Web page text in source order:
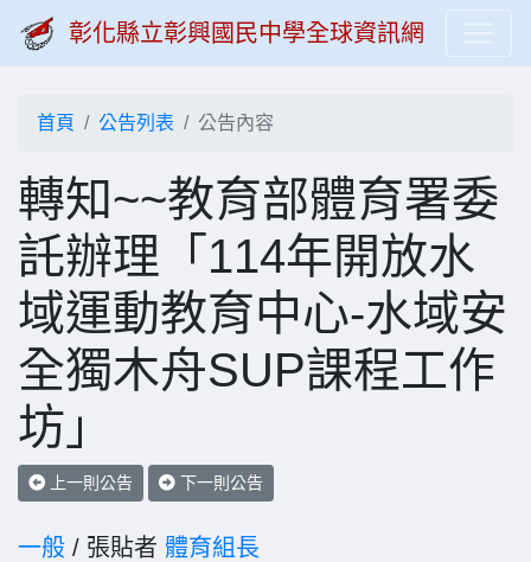
彰化縣立彰興國民中學全球資訊網
首頁 公告列表 公告內容
轉知~~教育部體育署委
託辦理「114年開放水
域運動教育中心-水域安
全獨木舟SUP課程工作
坊」
上一則公告 下一則公告
一般 / 張貼者 體育組長